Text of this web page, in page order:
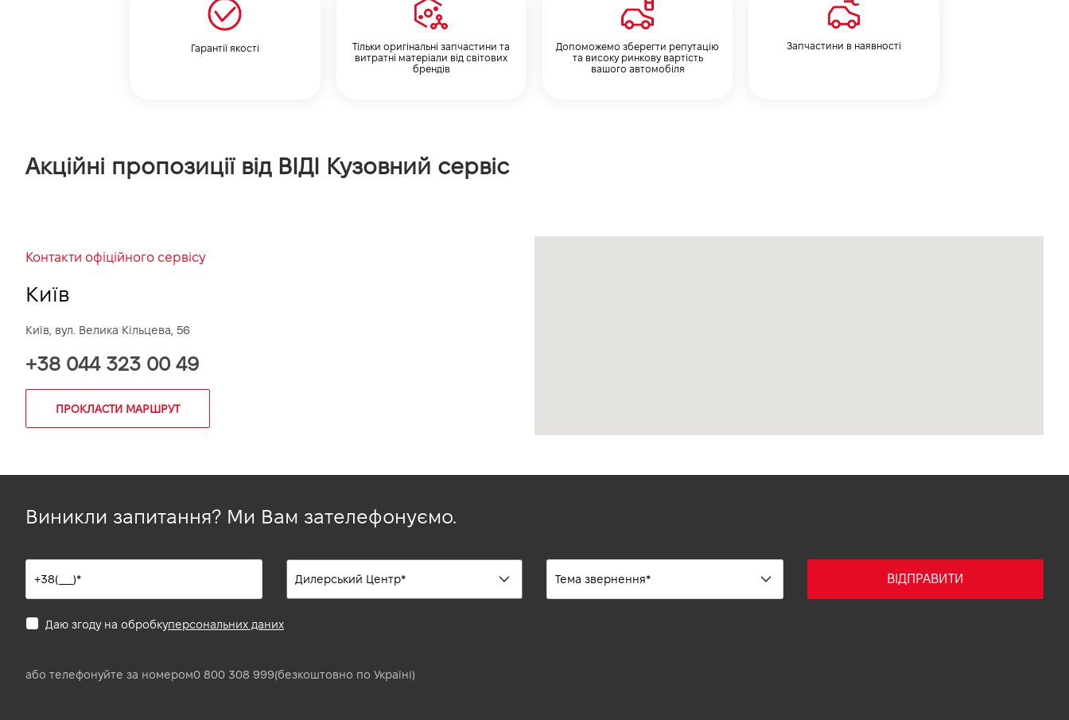
Гарантії якості
Тільки оригінальні запчастини та
витратні матеріали від світових
брендів
Допоможемо зберегти репутацію
та високу ринкову вартість
вашого автомобіля
Запчастини в наявності
Акційні пропозиції від ВІДІ Кузовний сервіс
Контакти офіційного сервісу
Київ
Київ, вул. Велика Кільцева, 56
+38 044 323 00 49
ПРОКЛАСТИ МАРШРУТ
Виникли запитання? Ми Вам зателефонуємо.
ВІДПРАВИТИ
Даю згоду на обробкуперсональних даних
або телефонуйте за номером0 800 308 999(безкоштовно по Україні)